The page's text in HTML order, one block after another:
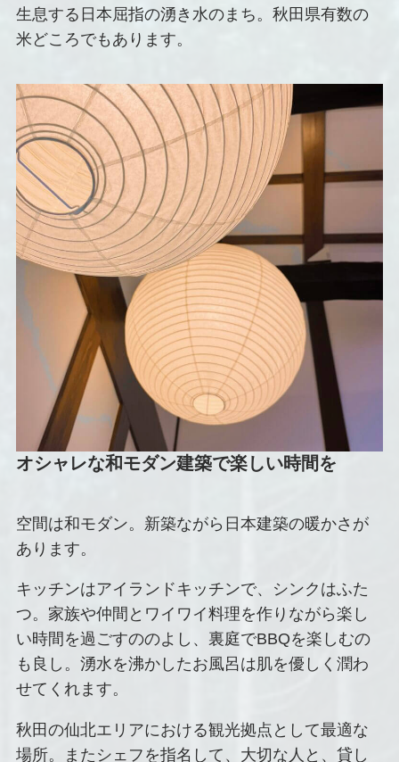
生息する日本屈指の湧き水のまち。秋田県有数の
米どころでもあります。
オシャレな和モダン建築で楽しい時間を
空間は和モダン。新築ながら日本建築の暖かさが
あります。
キッチンはアイランドキッチンで、シンクはふた
つ。家族や仲間とワイワイ料理を作りながら楽し
い時間を過ごすののよし、裏庭でBBQを楽しむの
も良し。湧水を沸かしたお風呂は肌を優しく潤わ
せてくれます。
秋田の仙北エリアにおける観光拠点として最適な
場所。またシェフを指名して、大切な人と、貸し